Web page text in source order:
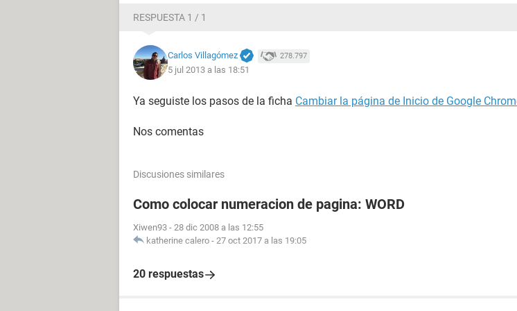
RESPUESTA 1 / 1
Carlos Villagómez 278.797
5 jul 2013 a las 18:51
Ya seguiste los pasos de la ficha Cambiar la página de Inicio de Google
Nos comentas
Discusiones similares
Como colocar numeracion de pagina: WORD
Xiwen93 - 28 dic 2008 a las 12:55
katherine calero - 27 oct 2017 a las 19:05
20 respuestas